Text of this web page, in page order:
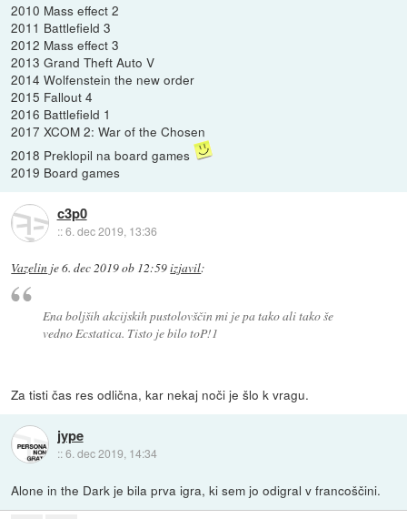
2010 Mass effect 2
2011 Battlefield 3
2012 Mass effect 3
2013 Grand Theft Auto V
2014 Wolfenstein the new order
2015 Fallout 4
2016 Battlefield 1
2017 XCOM 2: War of the Chosen
2018 Preklopil na board games
2019 Board games
c3p0
::6. dec 2019, 13:36
Vazelin je6. dec 2019 ob 12:59izjavil:
Ena boljših akcijskih pustolovščin mi je pa tako ali tako še
vedno Ecstatica. Tisto je bilo toP!1
Za tisti čas res odlična, kar nekaj noči je šlo k vragu.
jype
::6. dec 2019, 14:34
Alone in the Dark je bila prva igra, ki sem jo odigral v francoščini.